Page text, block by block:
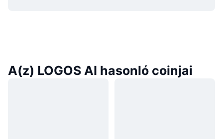
A(z) LOGOS AI hasonló coinjai